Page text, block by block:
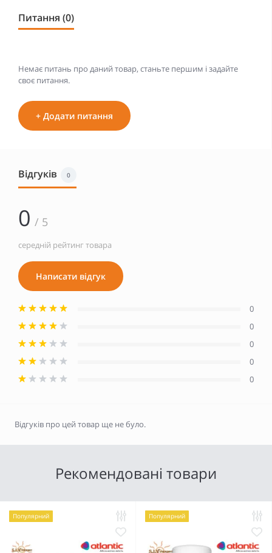
Питання (0)
Немає питань про даний товар, станьте першим і задайте
своє питання.
+ Додати питання
Відгуків 0
0 / 5
середній рейтинг товара
Написати відгук
0
0
0
0
0
Відгуків про цей товар ще не було.
Рекомендовані товари
Популярний Популярний